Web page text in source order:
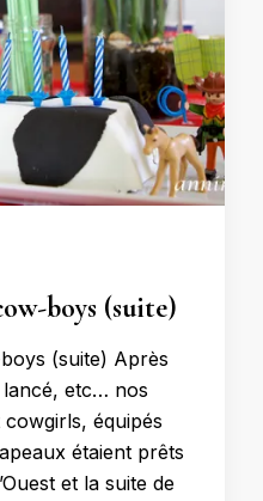
boys (suite)
(suite) Après
etc… nos
équipés
étaient prêts
et la suite de